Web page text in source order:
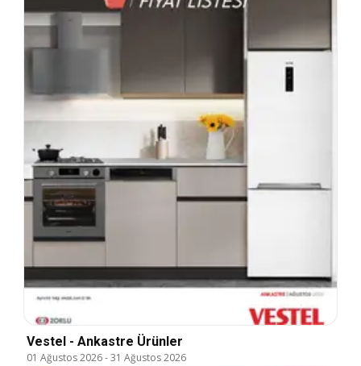
Vestel - Ankastre Ürünler
01 Ağustos 2026-31 Ağustos 2026